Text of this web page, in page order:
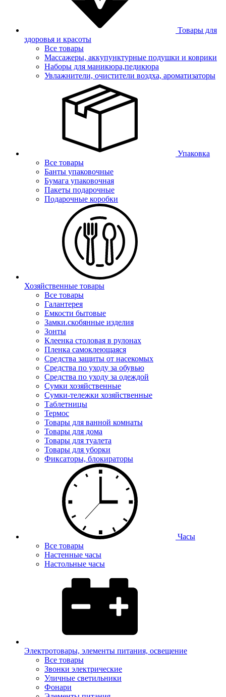
Товары для
здоровья и красоты
Все товары
Массажеры, аккупунктурные подушки и коврики
Наборы для маникюра,педикюра
Увлажнители, очистители воздха, ароматизаторы
Упаковка
Все товары
Банты упаковочные
Бумага упаковочная
Пакеты подарочные
Подарочные коробки
Хозяйственные товары
Все товары
Галантерея
Емкости бытовые
Замки.скобянные изделия
Зонты
Клеенка столовая в рулонах
Пленка самоклеющаяся
Средства защиты от насекомых
Средства по уходу за обувью
Средства по уходу за одеждой
Сумки хозяйственные
Сумки-тележки хозяйственные
Таблетницы
Термос
Товары для ванной комнаты
Товары для дома
Товары для туалета
Товары для уборки
Фиксаторы, блокираторы
Часы
Все товары
Настенные часы
Настольные часы
Электротовары, элементы питания, освещение
Все товары
Звонки электрические
Уличные светильники
Фонари